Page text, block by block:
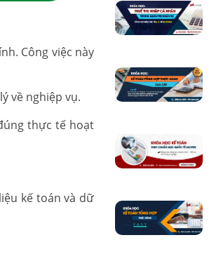
Công việc này
về nghiệp vụ.
thực tế hoạt
kế toán và dữ